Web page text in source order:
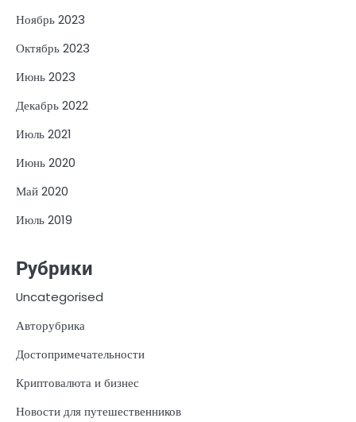
Ноябрь 2023
Октябрь 2023
Июнь 2023
Декабрь 2022
Июль 2021
Июнь 2020
Май 2020
Июль 2019
Рубрики
Uncategorised
Авторубрика
Достопримечательности
Криптовалюта и бизнес
Новости для путешественников